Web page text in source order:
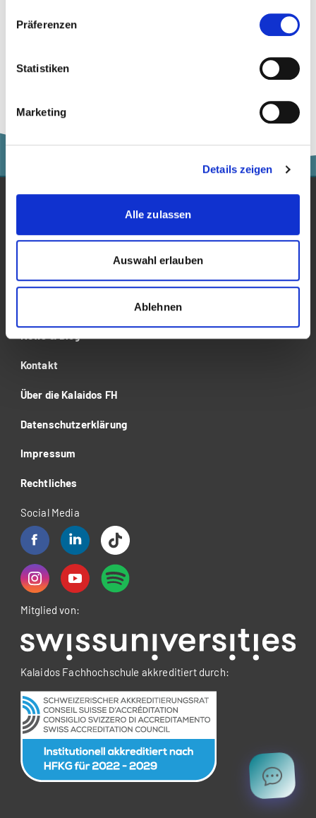
Präferenzen
Statistiken
Marketing
Details zeigen
Alle zulassen
Auswahl erlauben
Ablehnen
Banking
Forschung
News & Blog
Kontakt
Über die Kalaidos FH
Datenschutzerklärung
Impressum
Rechtliches
Social Media
Mitglied von:
Kalaidos Fachhochschule akkreditiert durch: